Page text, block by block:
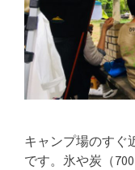
キャンプ場のすぐ
です。氷や炭（